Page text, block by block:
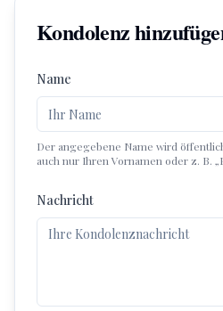
Kondolenz
Name
Der angegebene Name wird
auch nur Ihren Vornamen oder z. B.
Nachricht